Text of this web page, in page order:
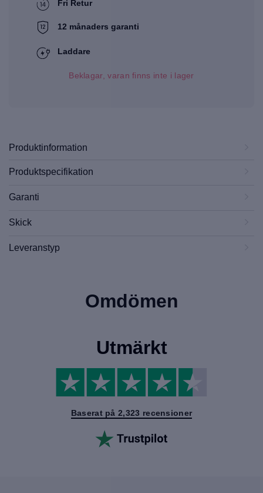
Fri Retur
12 månaders garanti
Laddare
Beklagar, varan finns inte i lager
Produktinformation
Produktspecifikation
Garanti
Skick
Leveranstyp
Omdömen
Utmärkt
Baserat på 2,323 recensioner